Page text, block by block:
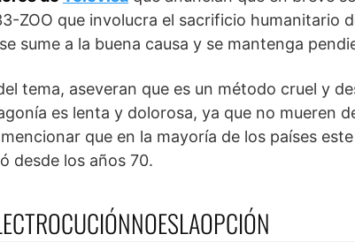
ZOO que involucra el sacrificio humanitario
sume a la buena causa y se mantenga
tema, aseveran que es un método cruel y
es lenta y dolorosa, ya que no mueren
que en la mayoría de los países
desde los años 70.